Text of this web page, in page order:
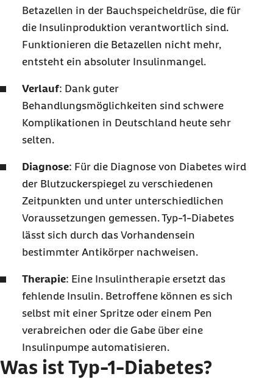
Betazellen in der Bauchspeicheldrüse, die für
die Insulinproduktion verantwortlich sind.
Funktionieren die Betazellen nicht mehr,
entsteht ein absoluter Insulinmangel.
Verlauf: Dank guter
Behandlungsmöglichkeiten sind schwere
Komplikationen in Deutschland heute sehr
selten.
Diagnose: Für die Diagnose von Diabetes wird
der Blutzuckerspiegel zu verschiedenen
Zeitpunkten und unter unterschiedlichen
Voraussetzungen gemessen. Typ-1-Diabetes
lässt sich durch das Vorhandensein
bestimmter Antikörper nachweisen.
Therapie: Eine Insulintherapie ersetzt das
fehlende Insulin. Betroffene können es sich
selbst mit einer Spritze oder einem Pen
verabreichen oder die Gabe über eine
Insulinpumpe automatisieren.
Was ist Typ-1-Diabetes?